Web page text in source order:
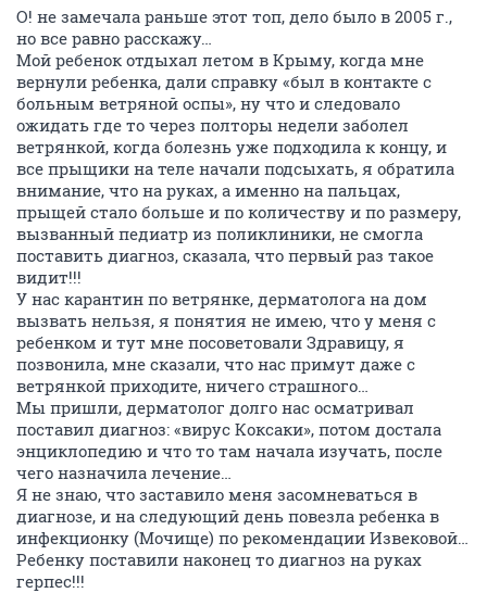
О! не замечала раньше этот топ, дело было в 2005 г.,
но все равно расскажу…
Мой ребенок отдыхал летом в Крыму, когда мне
вернули ребенка, дали справку «был в контакте с
больным ветряной оспы», ну что и следовало
ожидать где то через полторы недели заболел
ветрянкой, когда болезнь уже подходила к концу, и
все прыщики на теле начали подсыхать, я обратила
внимание, что на руках, а именно на пальцах,
прыщей стало больше и по количеству и по размеру,
вызванный педиатр из поликлиники, не смогла
поставить диагноз, сказала, что первый раз такое
видит!!!
У нас карантин по ветрянке, дерматолога на дом
вызвать нельзя, я понятия не имею, что у меня с
ребенком и тут мне посоветовали Здравицу, я
позвонила, мне сказали, что нас примут даже с
ветрянкой приходите, ничего страшного…
Мы пришли, дерматолог долго нас осматривал
поставил диагноз: «вирус Коксаки», потом достала
энциклопедию и что то там начала изучать, после
чего назначила лечение…
Я не знаю, что заставило меня засомневаться в
диагнозе, и на следующий день повезла ребенка в
инфекционку (Мочище) по рекомендации Извековой…
Ребенку поставили наконец то диагноз на руках
герпес!!!